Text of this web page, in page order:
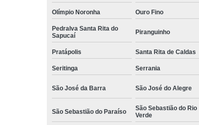
Olímpio Noronha Ouro Fino
Pedralva Santa Rita do
Sapucaí
Piranguinho
Pratápolis Santa Rita de Caldas
Seritinga Serrania
São José da Barra São José do Alegre
São Sebastião do Paraíso
São Sebastião do Rio
Verde